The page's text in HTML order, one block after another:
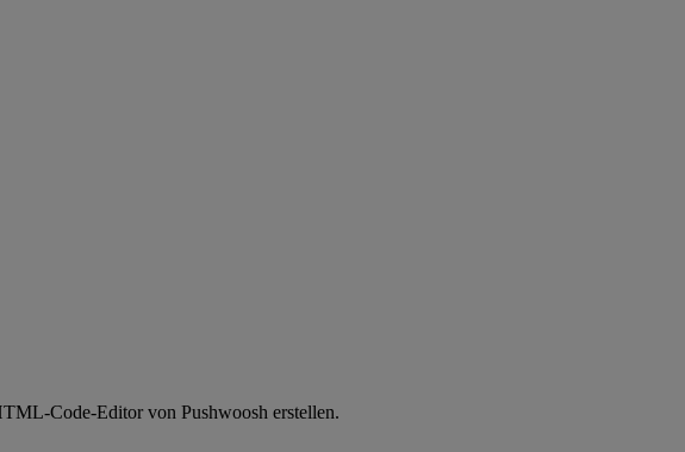
Code-Editor von Pushwoosh erstellen.